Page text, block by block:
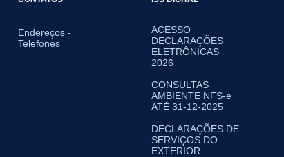
Endereços -
Telefones
ACESSO
DECLARAÇÕES
ELETRÔNICAS
2026
CONSULTAS
AMBIENTE NFS-e
ATÉ 31-12-2025
DECLARAÇÕES DE
SERVIÇOS DO
EXTERIOR